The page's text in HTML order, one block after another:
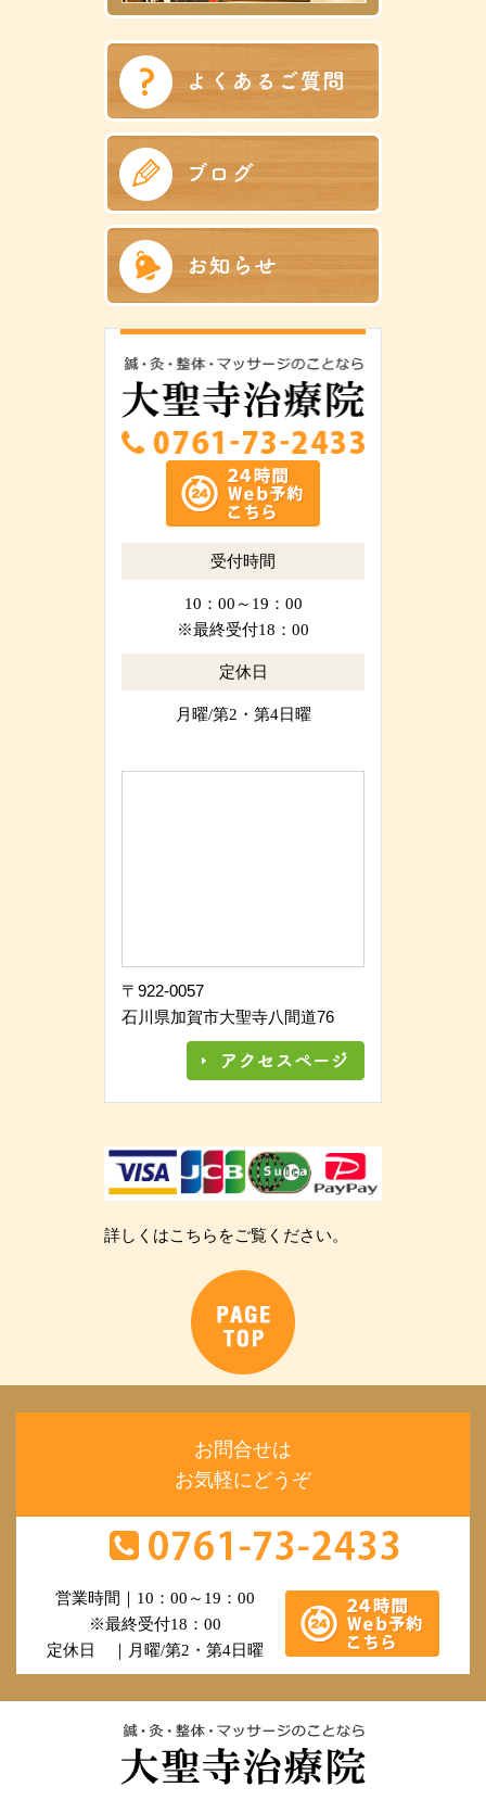
受付時間
10：00～19：00
※最終受付18：00
定休日
月曜/第2・第4日曜
〒922-0057
石川県加賀市大聖寺八間道76
詳しくはこちらをご覧ください。
お問合せは
お気軽にどうぞ
営業時間｜10：00～19：00
※最終受付18：00
定休日 ｜月曜/第2・第4日曜